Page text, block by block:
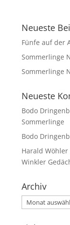
Neueste
Fünfe auf der
Sommerlinge
Sommerlinge
Neueste
Bodo
Sommerlinge
Bodo
Harald Wöhler
Winkler
Archiv
Archiv